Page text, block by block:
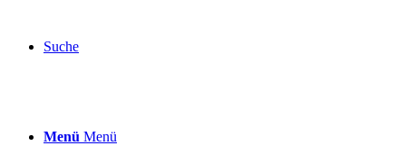
Suche
Menü Menü